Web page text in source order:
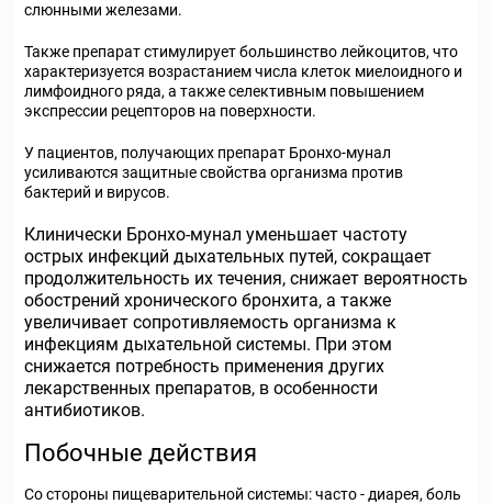
слюнными железами.
Также препарат стимулирует большинство лейкоцитов, что
характеризуется возрастанием числа клеток миелоидного и
лимфоидного ряда, а также селективным повышением
экспрессии рецепторов на поверхности.
У пациентов, получающих препарат Бронхо-мунал
усиливаются защитные свойства организма против
бактерий и вирусов.
Клинически Бронхо-мунал уменьшает частоту
острых инфекций дыхательных путей, сокращает
продолжительность их течения, снижает вероятность
обострений хронического бронхита, а также
увеличивает сопротивляемость организма к
инфекциям дыхательной системы. При этом
снижается потребность применения других
лекарственных препаратов, в особенности
антибиотиков.
Побочные действия
Со стороны пищеварительной системы: часто - диарея, боль